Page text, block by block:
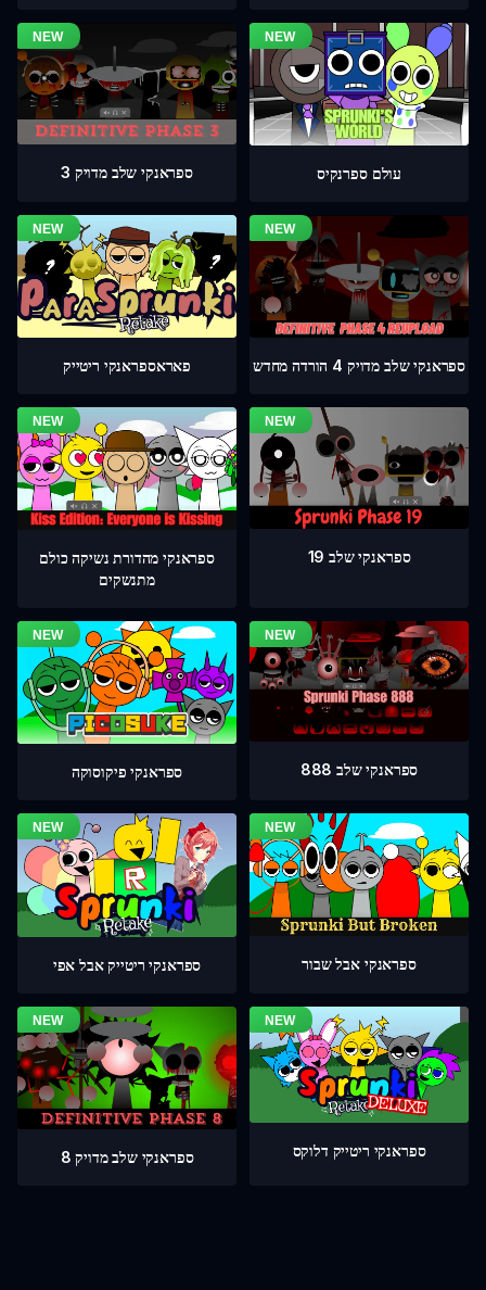
ספראנקי שלב מדויק 3 עולם ספרנקיס
פאראספראנקי ריטייק ספראנקי שלב מדויק 4 הורדה מחדש
ספראנקי מהדורת נשיקה כולם
מתנשקים
ספראנקי שלב 19
ספראנקי פיקוסוקה ספראנקי שלב 888
ספראנקי ריטייק אבל אפי ספראנקי אבל שבור
ספראנקי שלב מדויק 8 ספראנקי ריטייק דלוקס